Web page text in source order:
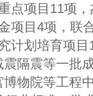
点项目11项
项目4项，联
计划培育项
隔震等一批
物院等工程